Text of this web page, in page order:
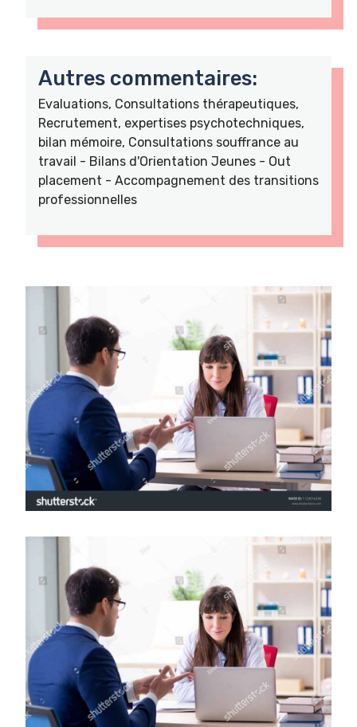
Autres commentaires:
Evaluations, Consultations thérapeutiques,
Recrutement, expertises psychotechniques,
bilan mémoire, Consultations souffrance au
travail - Bilans d'Orientation Jeunes - Out
placement - Accompagnement des transitions
professionnelles